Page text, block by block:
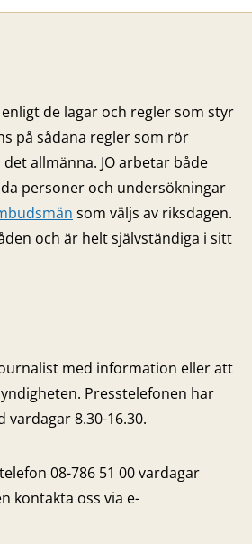
de lagar och regler som styr
på sådana regler som rör
allmänna. JO arbetar både
personer och undersökningar
som väljs av riksdagen.
och är helt självständiga i sitt
med information eller att
Presstelefonen har
vardagar 8.30-16.30.
08-786 51 00 vardagar
kontakta oss via e-